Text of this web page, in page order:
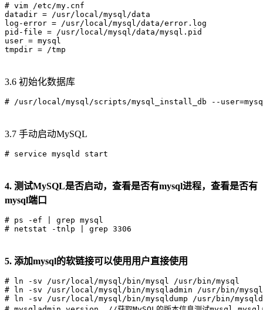
# vim /etc/my.cnf
datadir = /usr/local/mysql/data
log-error = /usr/local/mysql/data/error.log
pid-file = /usr/local/mysql/data/mysql.pid
user = mysql
3.6 初始化数据库
3.7 手动启动MySQL
4. 测试MySQL是否启动，查看是否有mysql进程，查看是否有
mysql端口
# ps -ef | grep mysql
5. 添加mysql的软链接可以使用用户直接使用
# ln -sv /usr/local/mysql/bin/mysql /usr/bin/mysql
# ln -sv /usr/local/mysql/bin/mysqladmin /usr/bin/
# ln -sv /usr/local/mysql/bin/mysqldump /usr/bin/